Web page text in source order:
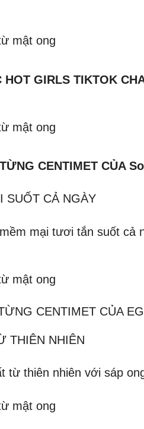
mật ong
HOT GIRLS TIKTOK
mật ong
CENTIMET CỦA
SUỐT CẢ NGÀY
mại tươi tắn suốt cả
mật ong
CENTIMET CỦA
THIÊN NHIÊN
từ thiên nhiên với sáp
mật ong